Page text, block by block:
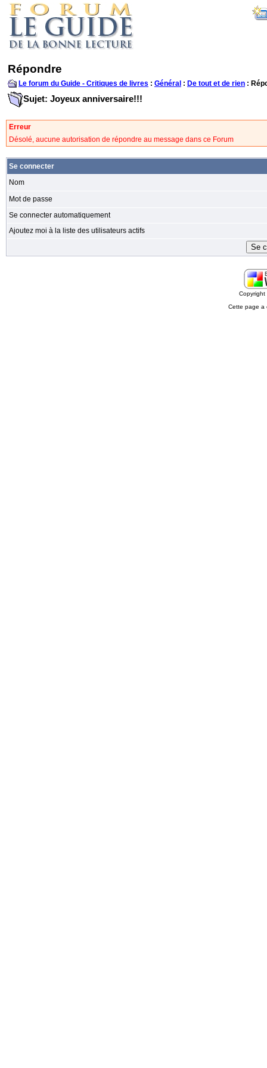
Répondre
Le forum du Guide - Critiques de livres : Général : De tout et de rien :
Sujet: Joyeux anniversaire!!!
Erreur
Désolé, aucune autorisation de répondre au message dans ce Forum
Se connecter
Nom
Mot de passe
Se connecter automatiquement
Ajoutez moi à la liste des utilisateurs actifs
Cette page a